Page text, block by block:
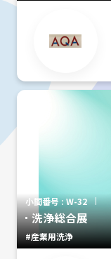
小間番号 : W-32
洗浄総合展
#産業用洗浄